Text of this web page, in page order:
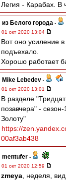
Легия - Карабах. В
из Белого города -
01 окт 2020 13:04
Вот оно усиление
подъехало.
Хорошо работает
Mike Lebedev -
01 окт 2020 13:01
В разделе
позавчера" -
Золоту"
https://
00af3ab438
mentufer -
01 окт 2020 12:59
zmeya , неделя,